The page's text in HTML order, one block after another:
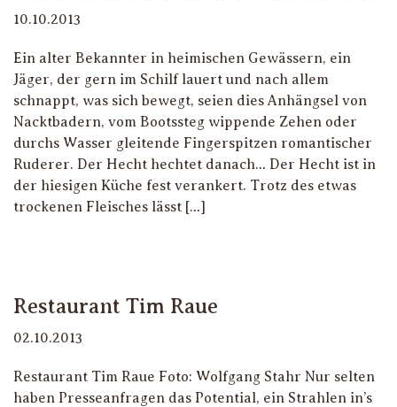
10.10.2013
Ein alter Bekannter in heimischen Gewässern, ein
Jäger, der gern im Schilf lauert und nach allem
schnappt, was sich bewegt, seien dies Anhängsel von
Nacktbadern, vom Bootssteg wippende Zehen oder
durchs Wasser gleitende Fingerspitzen romantischer
Ruderer. Der Hecht hechtet danach… Der Hecht ist in
der hiesigen Küche fest verankert. Trotz des etwas
trockenen Fleisches lässt […]
Restaurant Tim Raue
02.10.2013
Restaurant Tim Raue Foto: Wolfgang Stahr Nur selten
haben Presseanfragen das Potential, ein Strahlen in’s